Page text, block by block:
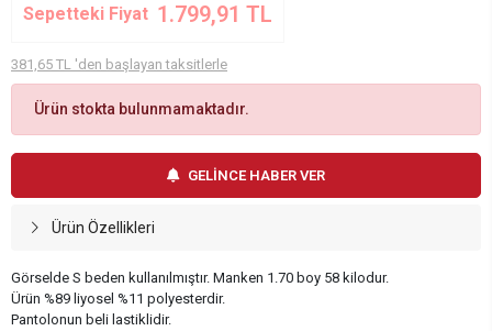
Sepetteki Fiyat 1.799,91 TL
381,65 TL 'den başlayan taksitlerle
Ürün stokta bulunmamaktadır.
GELİNCE HABER VER
Ürün Özellikleri
Görselde S beden kullanılmıştır. Manken 1.70 boy 58 kilodur.
Ürün %89 liyosel %11 polyesterdir.
Pantolonun beli lastiklidir.